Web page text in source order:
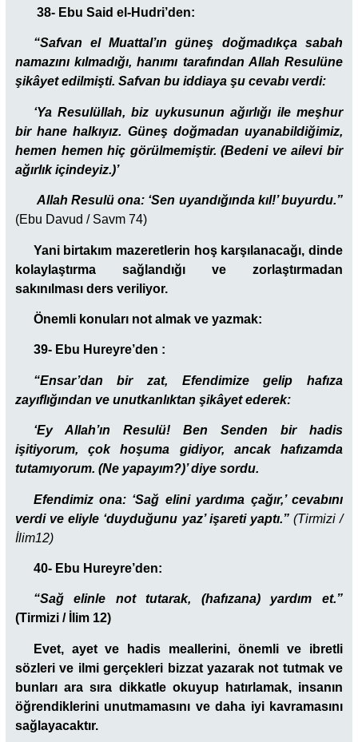
38- Ebu Said el-Hudri’den:
“Safvan el Muattal’ın güneş doğmadıkça sabah
namazını kılmadığı, hanımı tarafından Allah Resulüne
şikâyet edilmişti. Safvan bu iddiaya şu cevabı verdi:
‘Ya Resulüllah, biz uykusunun ağırlığı ile meşhur
bir hane halkıyız. Güneş doğmadan uyanabildiğimiz,
hemen hemen hiç görülmemiştir. (Bedeni ve ailevi bir
ağırlık içindeyiz.)’
Allah Resulü ona: ‘Sen uyandığında kıl!’ buyurdu.”
(Ebu Davud / Savm 74)
Yani birtakım mazeretlerin hoş karşılanacağı, dinde
kolaylaştırma sağlandığı ve zorlaştırmadan
sakınılması ders veriliyor.
Önemli konuları not almak ve yazmak:
39- Ebu Hureyre’den :
“Ensar’dan bir zat, Efendimize gelip hafıza
zayıflığından ve unutkanlıktan şikâyet ederek:
‘Ey Allah’ın Resulü! Ben Senden bir hadis
işitiyorum, çok hoşuma gidiyor, ancak hafızamda
tutamıyorum. (Ne yapayım?)’ diye sordu.
Efendimiz ona: ‘Sağ elini yardıma çağır,’ cevabını
verdi ve eliyle ‘duyduğunu yaz’ işareti yaptı.”(Tirmizi /
İlim12)
40- Ebu Hureyre’den:
“Sağ elinle not tutarak, (hafızana) yardım et.”
(Tirmizi / İlim 12)
Evet, ayet ve hadis meallerini, önemli ve ibretli
sözleri ve ilmi gerçekleri bizzat yazarak not tutmak ve
bunları ara sıra dikkatle okuyup hatırlamak, insanın
öğrendiklerini unutmamasını ve daha iyi kavramasını
sağlayacaktır.